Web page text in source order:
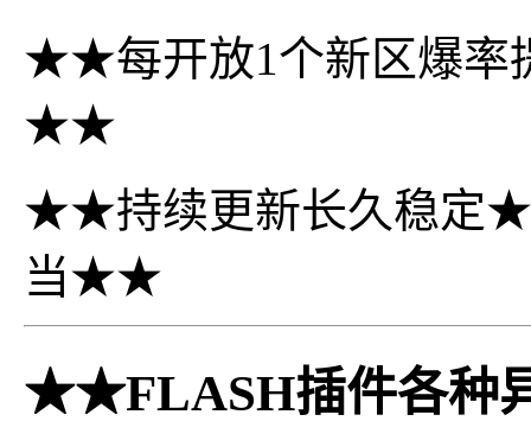
★★每开放1个新区爆率
★★
★★持续更新长久稳定
当★★
★★FLASH插件各种